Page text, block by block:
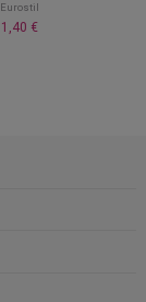
Eurostil
1,40 €